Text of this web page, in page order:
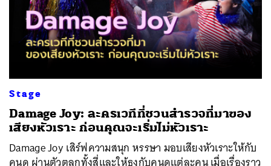
Stage
Damage Joy: ละครเวทีที่ชวนสำรวจที่มาของ
เสียงหัวเราะ ก่อนคุณจะเริ่มไม่หัวเราะ
Damage Joy เสิร์ฟความสนุก หรรษา มอบเสียงหัวเราะให้กับ
คนดู ผ่านตัวตลกทั้งสี่และให้ธงกับคนดูแต่ละคน เมื่อเรื่องราว